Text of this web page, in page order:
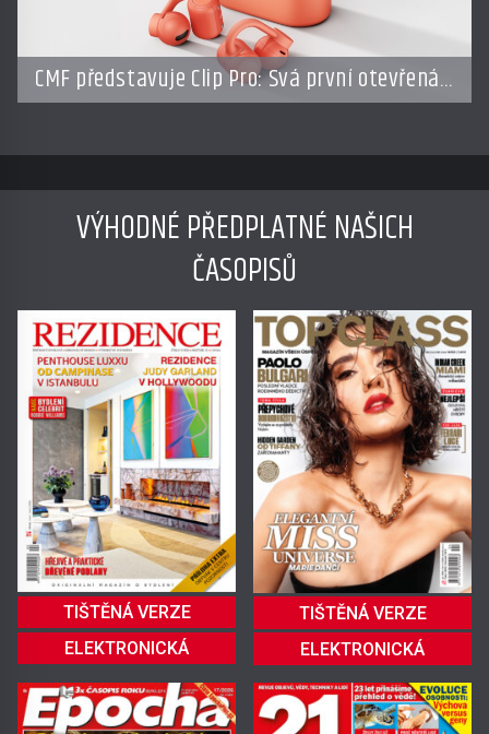
CMF představuje Clip Pro: Svá první otevřená
sluchátka
VÝHODNÉ PŘEDPLATNÉ NAŠICH
ČASOPISŮ
TIŠTĚNÁ VERZE
ELEKTRONICKÁ
TIŠTĚNÁ VERZE
ELEKTRONICKÁ